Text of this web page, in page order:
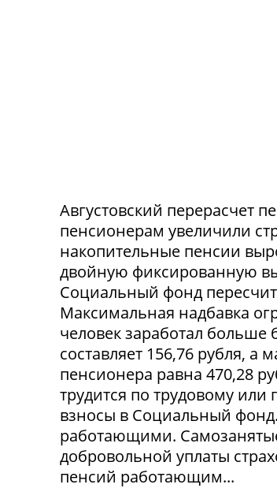
Августовский перерасчет
пенсионерам увеличили
накопительные пенсии
двойную фиксированную
Социальный фонд
Максимальная надбавка
человек заработал больше
составляет 156,76 рубля,
пенсионера равна 470,28
трудится по трудовому или
взносы в Социальный
работающими. Самозанятые
добровольной уплаты
пенсий работающим...